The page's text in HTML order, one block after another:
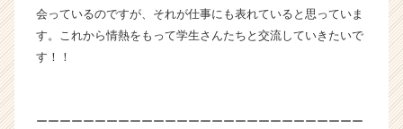
イ
ト
ャ
会っているのですが、それが仕事にも表れていると思っていま
す。これから情熱をもって学生さんたちと交流していきたいで
す！！
ーーーーーーーーーーーーーーーーーーーーーーーーーーーー